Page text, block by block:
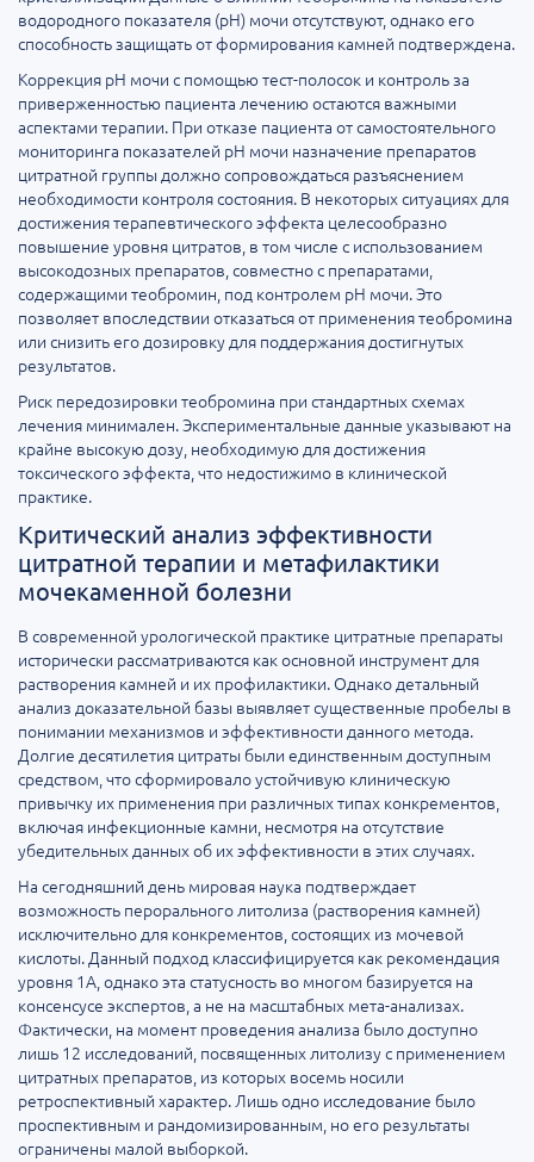
водородного показателя (pH) мочи отсутствуют, однако его
способность защищать от формирования камней подтверждена.
Коррекция pH мочи с помощью тест-полосок и контроль за
приверженностью пациента лечению остаются важными
аспектами терапии. При отказе пациента от самостоятельного
мониторинга показателей pH мочи назначение препаратов
цитратной группы должно сопровождаться разъяснением
необходимости контроля состояния. В некоторых ситуациях для
достижения терапевтического эффекта целесообразно
повышение уровня цитратов, в том числе с использованием
высокодозных препаратов, совместно с препаратами,
содержащими теобромин, под контролем pH мочи. Это
позволяет впоследствии отказаться от применения теобромина
или снизить его дозировку для поддержания достигнутых
результатов.
Риск передозировки теобромина при стандартных схемах
лечения минимален. Экспериментальные данные указывают на
крайне высокую дозу, необходимую для достижения
токсического эффекта, что недостижимо в клинической
практике.
Критический анализ эффективности
цитратной терапии и метафилактики
мочекаменной болезни
В современной урологической практике цитратные препараты
исторически рассматриваются как основной инструмент для
растворения камней и их профилактики. Однако детальный
анализ доказательной базы выявляет существенные пробелы в
понимании механизмов и эффективности данного метода.
Долгие десятилетия цитраты были единственным доступным
средством, что сформировало устойчивую клиническую
привычку их применения при различных типах конкрементов,
включая инфекционные камни, несмотря на отсутствие
убедительных данных об их эффективности в этих случаях.
На сегодняшний день мировая наука подтверждает
возможность перорального литолиза (растворения камней)
исключительно для конкрементов, состоящих из мочевой
кислоты. Данный подход классифицируется как рекомендация
уровня 1А, однако эта статусность во многом базируется на
консенсусе экспертов, а не на масштабных мета-анализах.
Фактически, на момент проведения анализа было доступно
лишь 12 исследований, посвященных литолизу с применением
цитратных препаратов, из которых восемь носили
ретроспективный характер. Лишь одно исследование было
проспективным и рандомизированным, но его результаты
ограничены малой выборкой.